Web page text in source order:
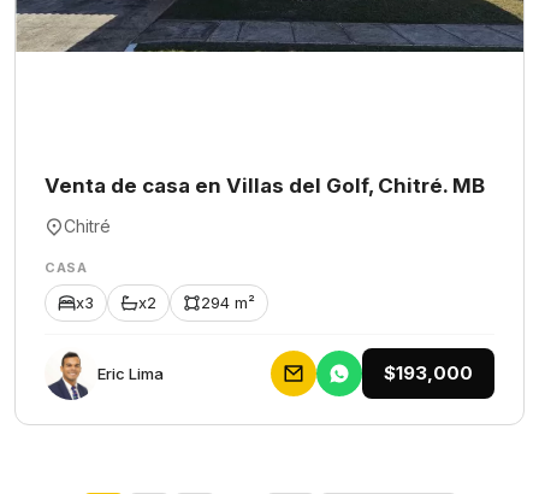
Venta de casa en Villas del Golf, Chitré. MB
Chitré
CASA
x3 x2 294 m²
Eric Lima $193,000